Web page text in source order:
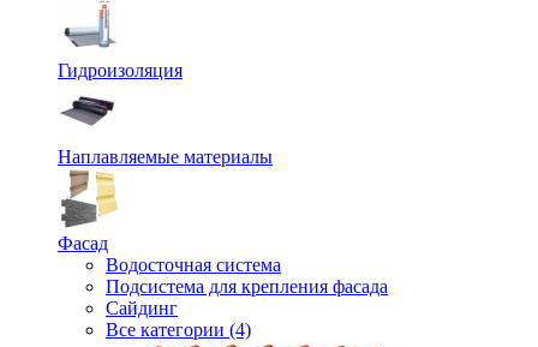
Гидроизоляция
Наплавляемые материалы
Фасад
Водосточная система
Подсистема для крепления фасада
Сайдинг
Все категории (4)